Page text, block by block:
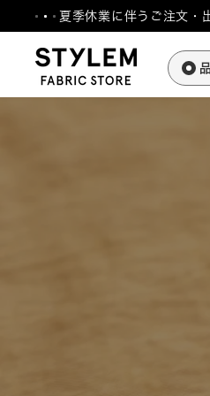
キ
し
夏季休業に伴うご注文・